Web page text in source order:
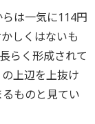
は一気に114円
しくはないも
らく形成されて
上辺を上抜け
ものと見てい